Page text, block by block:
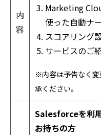
内
容
Marketing
使った自動ナ
スコアリング
サービスのご
※内容は予告なく変
承ください。
Salesforceを利
お持ちの方